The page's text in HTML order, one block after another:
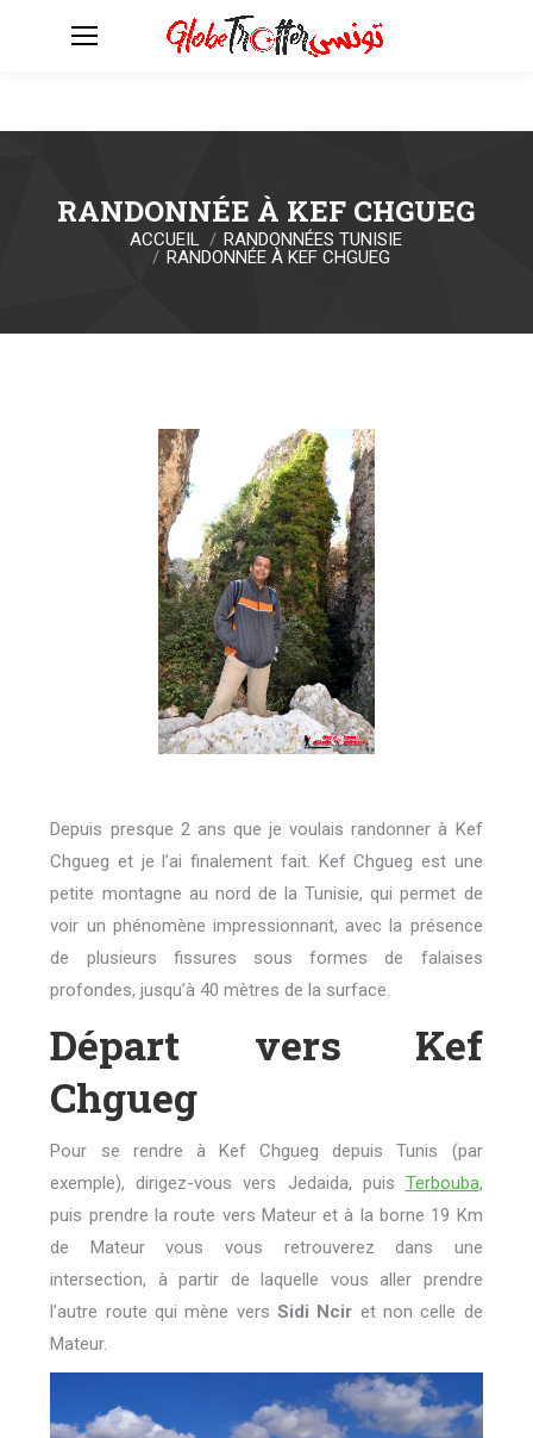
RANDONNÉE À KEF CHGUEG
Vous êtes ici :ACCUEIL
RANDONNÉES TUNISIE
RANDONNÉE À KEF CHGUEG
Depuis presque 2 ans que je voulais randonner à Kef
Chgueg et je l’ai finalement fait. Kef Chgueg est une
petite montagne au nord de la Tunisie, qui permet de
voir un phénomène impressionnant, avec la présence
de plusieurs fissures sous formes de falaises
profondes, jusqu’à 40 mètres de la surface.
Départ vers Kef
Chgueg
Pour se rendre à Kef Chgueg depuis Tunis (par
exemple), dirigez-vous vers Jedaida, puis Terbouba,
puis prendre la route vers Mateur et à la borne 19 Km
de Mateur vous vous retrouverez dans une
intersection, à partir de laquelle vous aller prendre
l’autre route qui mène vers Sidi Ncir et non celle de
Mateur.